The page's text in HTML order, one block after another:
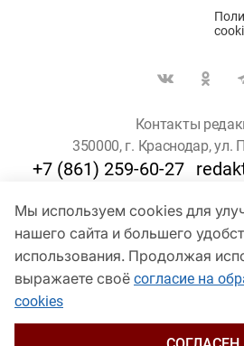
Мы используем cookies для
нашего сайта и большего
использования. Продолжая
выражаете своё согласие на
cookies
Контакты
350000, г. Краснодар, ул.
+7 (861) 259-60-27
Для пользователей
© Кубанские
Сетевое издание «kubnews»
службой по надзору в сфере связи,
и массовых коммуникаций